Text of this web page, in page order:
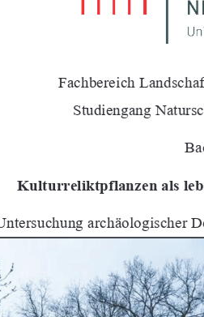
Fachbereich
Studiengang
Kulturreliktpflanzen als
archäologischer